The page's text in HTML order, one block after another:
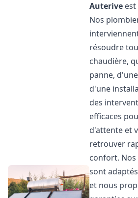
Auterive
Nos
résoudre
chaudière,
panne,
d'une
des
efficaces
d'attente et
retrouver
confort.
sont
et nous